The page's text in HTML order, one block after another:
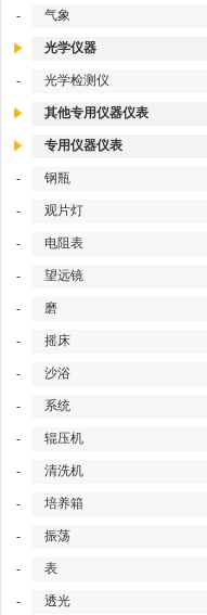
- 气象
光学仪器
- 光学检测仪
其他专用仪器仪表
专用仪器仪表
- 钢瓶
- 观片灯
- 电阻表
- 望远镜
- 磨
- 摇床
- 沙浴
- 系统
- 辊压机
- 清洗机
- 培养箱
- 振荡
- 表
- 透光